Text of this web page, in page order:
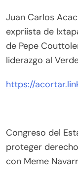
Juan Carlos
expriista de
de Pepe
liderazgo al
https://
Congreso del
proteger
con Meme